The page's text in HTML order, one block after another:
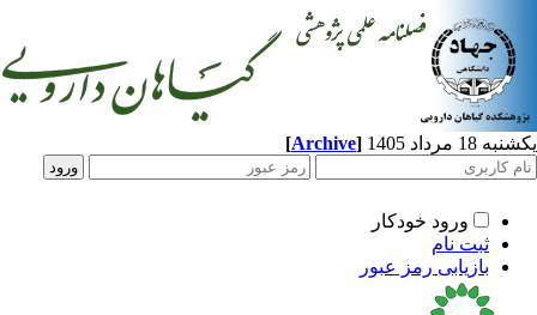
1405
[Archive]
ورود خودکار
ثبت نام
بازیابی رمز عبور